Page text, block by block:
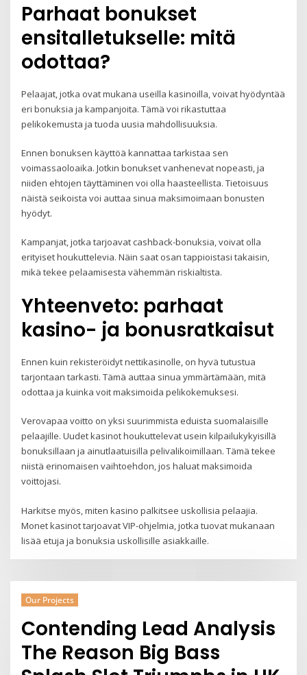
Parhaat bonukset
ensitalletukselle: mitä
odottaa?
Pelaajat, jotka ovat mukana useilla kasinoilla, voivat hyödyntää
eri bonuksia ja kampanjoita. Tämä voi rikastuttaa
pelikokemusta ja tuoda uusia mahdollisuuksia.
Ennen bonuksen käyttöä kannattaa tarkistaa sen
voimassaoloaika. Jotkin bonukset vanhenevat nopeasti, ja
niiden ehtojen täyttäminen voi olla haasteellista. Tietoisuus
näistä seikoista voi auttaa sinua maksimoimaan bonusten
hyödyt.
Kampanjat, jotka tarjoavat cashback-bonuksia, voivat olla
erityiset houkuttelevia. Näin saat osan tappioistasi takaisin,
mikä tekee pelaamisesta vähemmän riskialtista.
Yhteenveto: parhaat
kasino- ja bonusratkaisut
Ennen kuin rekisteröidyt nettikasinolle, on hyvä tutustua
tarjontaan tarkasti. Tämä auttaa sinua ymmärtämään, mitä
odottaa ja kuinka voit maksimoida pelikokemuksesi.
Verovapaa voitto on yksi suurimmista eduista suomalaisille
pelaajille. Uudet kasinot houkuttelevat usein kilpailukykyisillä
bonuksillaan ja ainutlaatuisilla pelivalikoimillaan. Tämä tekee
niistä erinomaisen vaihtoehdon, jos haluat maksimoida
voittojasi.
Harkitse myös, miten kasino palkitsee uskollisia pelaajia.
Monet kasinot tarjoavat VIP-ohjelmia, jotka tuovat mukanaan
lisää etuja ja bonuksia uskollisille asiakkaille.
Our Projects
Contending Lead Analysis
The Reason Big Bass